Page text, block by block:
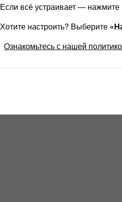
Если всё устраивает — нажмите
Хотите настроить? Выберите
Ознакомьтесь с нашей